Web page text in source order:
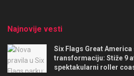
Najnovije vesti
Six Flags Great
transformaciju: Stiže 9
spektakularni roller